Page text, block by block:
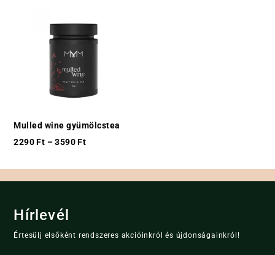
Mulled wine gyümölcstea
2290Ft –3590Ft
Hírlevél
Értesülj elsőként rendszeres akcióinkról és újdonságainkról!